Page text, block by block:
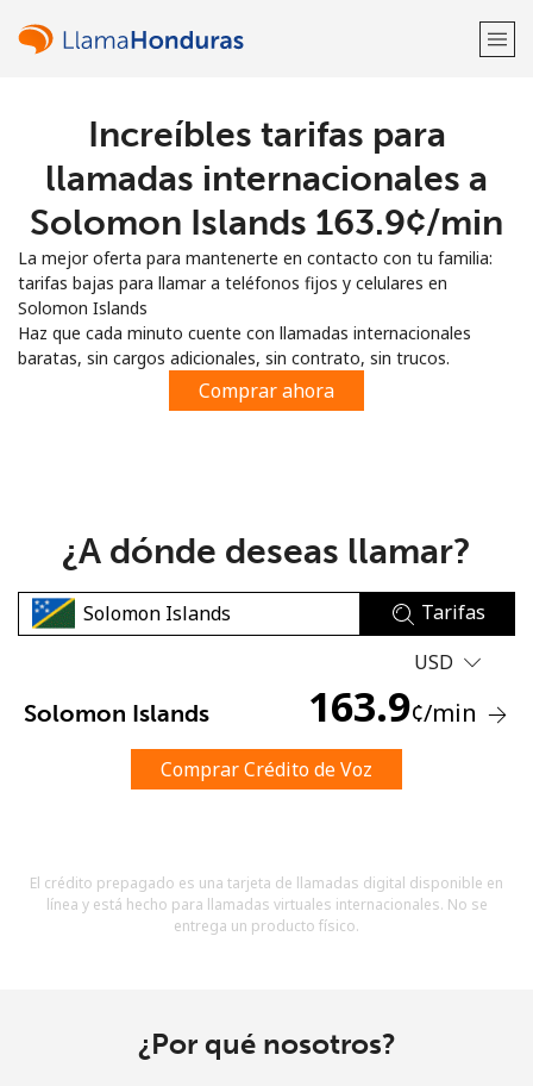
¡Bienvenido!
Regístrate con
o
No se ha creado una contraseña
Mínimo 8 caracteres
Una letra mayúscula y una minúscula
Increíbles tarifas para
llamadas internacionales a
Solomon Islands ⁦163.9¢⁩/min
La mejor oferta para mantenerte en contacto con tu familia:
tarifas bajas para llamar a teléfonos fijos y celulares en
Solomon Islands
Haz que cada minuto cuente con llamadas internacionales
baratas, sin cargos adicionales, sin contrato, sin trucos.
Comprar ahora
¿A dónde deseas llamar?
Tarifas
USD
Solomon Islands 163.9¢/min
Comprar Crédito de Voz
El crédito prepagado es una tarjeta de llamadas digital disponible en
línea y está hecho para llamadas virtuales internacionales. No se
entrega un producto físico.
¿Por qué nosotros?